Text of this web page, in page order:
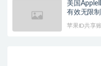
美国
有效无限
苹果ID共享